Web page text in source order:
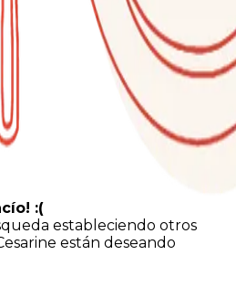
:(
estableciendo otros
están deseando